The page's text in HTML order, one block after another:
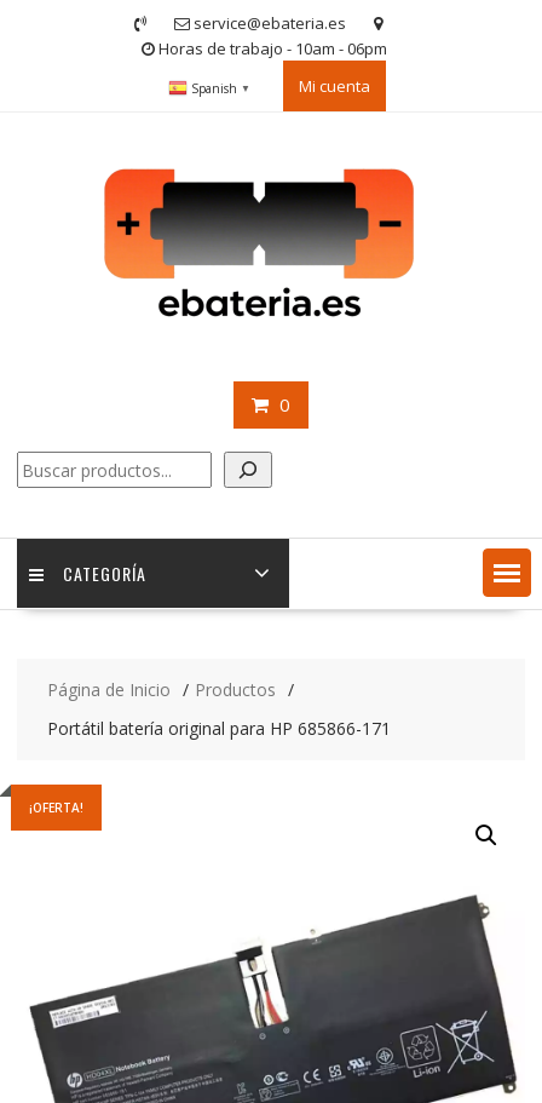
service@ebateria.es
Horas de trabajo - 10am - 06pm
Spanish ▼ Mi cuenta
0
Buscar
CATEGORÍA
Página de Inicio
Productos
Portátil batería original para HP 685866-171
¡OFERTA!